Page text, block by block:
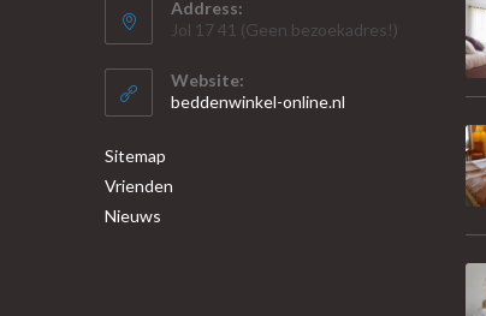
Address:
Jol 17 41 (Geen bezoekadres!)
Website:
beddenwinkel-online.nl
Sitemap
Vrienden
Nieuws